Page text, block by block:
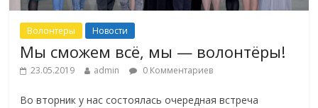
Волонтеры Новости
Мы сможем всё, мы — волонтёры!
23.05.2019 admin 0 Комментариев
Во вторник у нас состоялась очередная встреча